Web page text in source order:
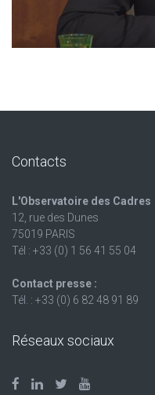
Contacts
L'Observatoire des Cadres
12, rue des Dunes
75019 PARIS
Tél : +33 (0) 1 56 41 55 04
Contact presse :
Tél. : +33 (0) 6 82 48 91 89
Réseaux sociaux